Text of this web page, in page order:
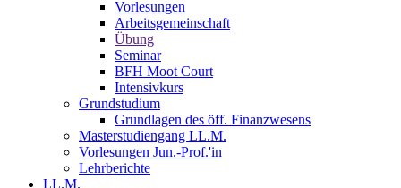
Vorlesungen
Arbeitsgemeinschaft
Übung
Seminar
BFH Moot Court
Intensivkurs
Grundstudium
Grundlagen des öff. Finanzwesens
Masterstudiengang LL.M.
Vorlesungen Jun.-Prof.'in
Lehrberichte
LL.M.